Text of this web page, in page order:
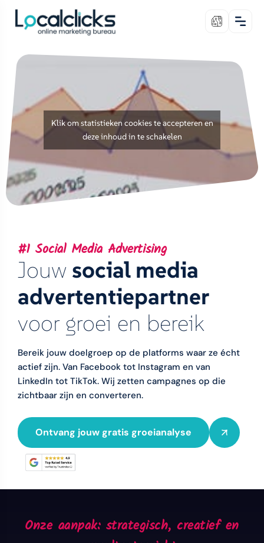
#1 Social Media Advertising
Jouw social media
advertentiepartner
voor groei en bereik
Bereik jouw doelgroep op de platforms waar ze écht
actief zijn. Van Facebook tot Instagram en van
LinkedIn tot TikTok. Wij zetten campagnes op die
zichtbaar zijn en converteren.
Ontvang jouw gratis groeianalyse
Klik om statistieken cookies te accepteren en
deze inhoud in te schakelen
Onze aanpak: strategisch, creatief en